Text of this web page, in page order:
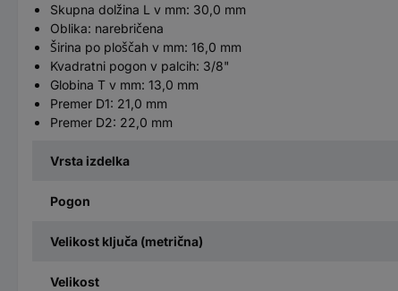
Skupna dolžina L v mm: 30,0 mm
Oblika: narebričena
Širina po ploščah v mm: 16,0 mm
Kvadratni pogon v palcih: 3/8"
Globina T v mm: 13,0 mm
Premer D1: 21,0 mm
Premer D2: 22,0 mm
Vrsta izdelka
Pogon
Velikost ključa (metrična)
Velikost